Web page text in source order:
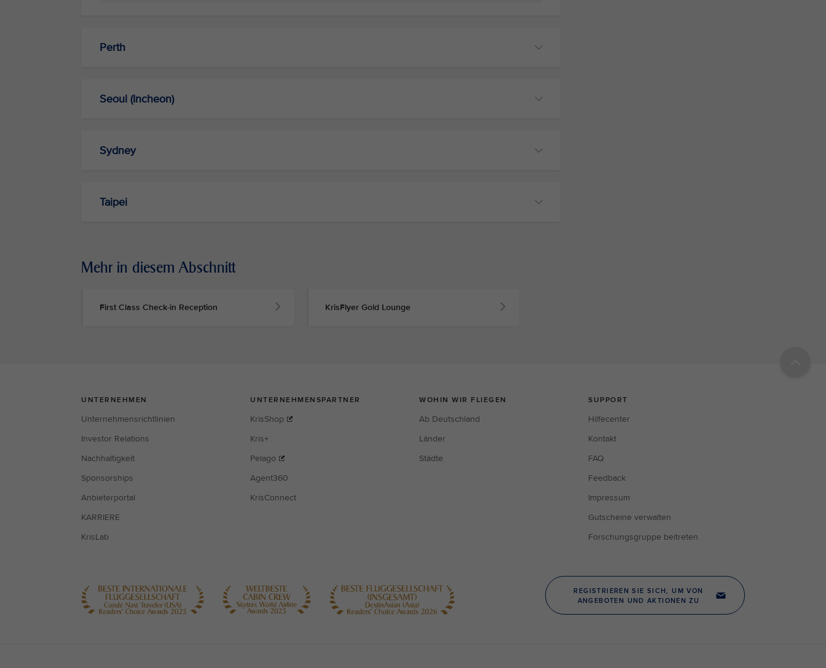
Perth
Seoul (Incheon)
Sydney
Taipei
Mehr in diesem Abschnitt
First Class Check-in Reception KrisFlyer Gold Lounge